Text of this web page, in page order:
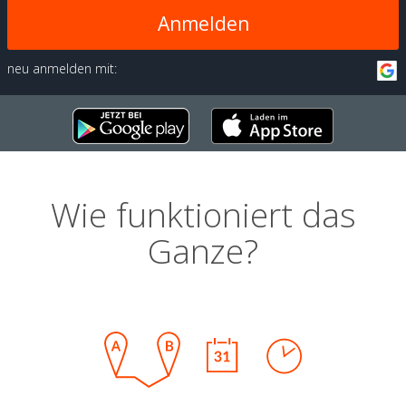
Anmelden
neu anmelden mit:
Wie funktioniert das
Ganze?